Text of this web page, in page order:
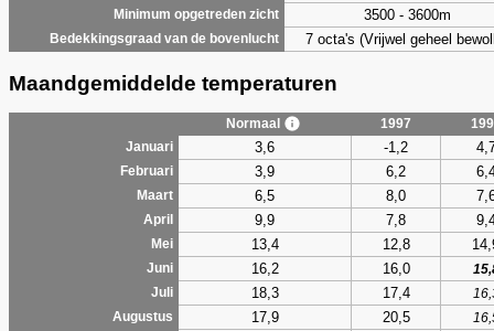
Minimum opgetreden zicht 3500 - 3600m
Bedekkingsgraad van de bovenlucht 7 octa's (Vrijwel geheel
Maandgemiddelde temperaturen
Normaal 1997
Januari
3,6 -1,2
Februari 3,9 6,2
Maart 6,5 8,0
April 9,9 7,8
Mei 13,4 12,8
Juni 16,2 16,0
Juli
18,3 17,4
Augustus
17,9 20,5